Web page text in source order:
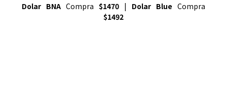
Dolar BNA Compra $1470 | Dolar Blue Compra
$1492